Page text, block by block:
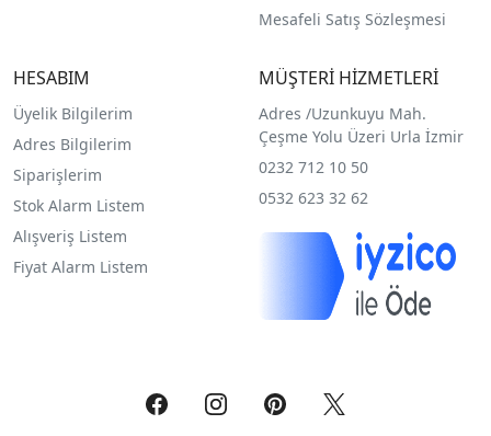
Mesafeli Satış Sözleşmesi
HESABIM
Üyelik Bilgilerim
Adres Bilgilerim
Siparişlerim
Stok Alarm Listem
Alışveriş Listem
Fiyat Alarm Listem
MÜŞTERİ HİZMETLERİ
Adres /Uzunkuyu Mah.
Çeşme Yolu Üzeri Urla İzmir
0232 712 10 50
0532 623 32 62